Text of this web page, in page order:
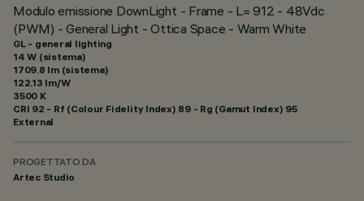
Modulo emissione DownLight - Frame - L= 912 - 48Vdc
(PWM) - General Light - Ottica Space - Warm White
GL - general lighting
14 W (sistema)
1709.8 lm (sistema)
122.13 lm/W
3500 K
CRI 92 - Rf (Colour Fidelity Index) 89 - Rg (Gamut Index) 95
External
PROGETTATO DA
Artec Studio